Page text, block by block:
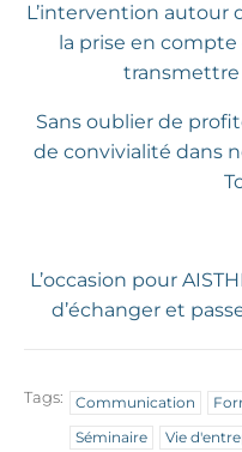
L’intervention autour
la prise en
Sans oublier de
de convivialité dans
L’occasion pour
d’échanger et
Tags: Communication
Séminaire
Vie